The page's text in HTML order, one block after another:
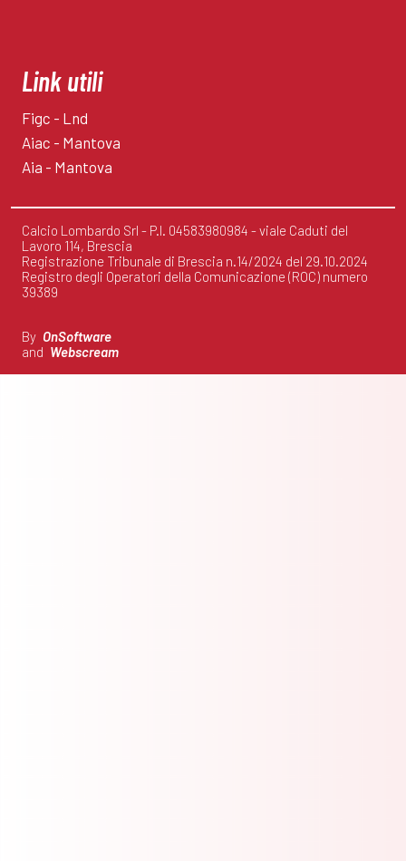
Link utili
Figc - Lnd
Aiac - Mantova
Aia - Mantova
Calcio Lombardo Srl - P.I. 04583980984 - viale Caduti del
Lavoro 114, Brescia
Registrazione Tribunale di Brescia n.14/2024 del 29.10.2024
Registro degli Operatori della Comunicazione (ROC) numero
39389
By OnSoftware
and Webscream